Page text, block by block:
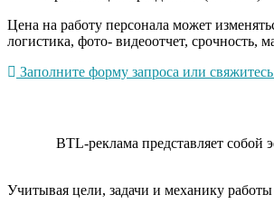
Цена на работу персонала может
логистика, фото- видеоотчет, срочность,
Заполните форму запроса или
BTL-реклама представляет
Учитывая цели, задачи и механику